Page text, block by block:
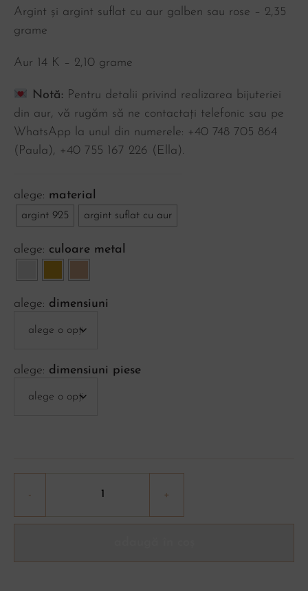
Argint și argint suflat cu aur galben sau rose – 2,35
grame
Aur 14 K – 2,10 grame
Notă: Pentru detalii privind realizarea bijuteriei
din aur, vă rugăm să ne contactați telefonic sau pe
WhatsApp la unul din numerele: +40 748 705 864
(Paula), ‪+40 755 167 226‬ (Ella).
material
argint 925 argint suflat cu aur
culoare metal
dimensiuni
dimensiuni piese